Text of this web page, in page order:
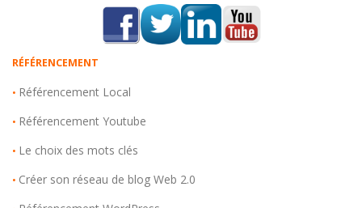
RÉFÉRENCEMENT
• Référencement Local
• Référencement Youtube
• Le choix des mots clés
• Créer son réseau de blog Web 2.0